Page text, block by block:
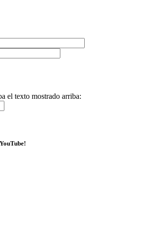
el texto mostrado arriba: